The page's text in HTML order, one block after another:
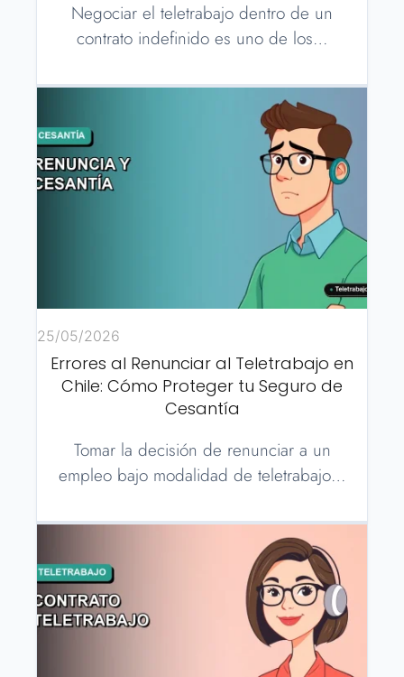
Negociar el teletrabajo dentro de un
contrato indefinido es uno de los…
25/05/2026
Errores al Renunciar al Teletrabajo en
Chile: Cómo Proteger tu Seguro de
Cesantía
Tomar la decisión de renunciar a un
empleo bajo modalidad de teletrabajo…